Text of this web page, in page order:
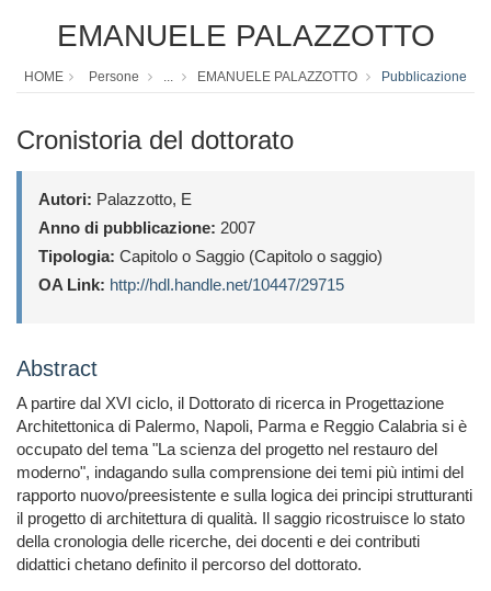
EMANUELE PALAZZOTTO
HOME Persone ... EMANUELE PALAZZOTTO Pubblicazione
Cronistoria del dottorato
Autori: Palazzotto, E
Anno di pubblicazione: 2007
Tipologia: Capitolo o Saggio (Capitolo o saggio)
OA Link: http://hdl.handle.net/10447/29715
Abstract
A partire dal XVI ciclo, il Dottorato di ricerca in Progettazione
Architettonica di Palermo, Napoli, Parma e Reggio Calabria si è
occupato del tema "La scienza del progetto nel restauro del
moderno", indagando sulla comprensione dei temi più intimi del
rapporto nuovo/preesistente e sulla logica dei principi strutturanti
il progetto di architettura di qualità. Il saggio ricostruisce lo stato
della cronologia delle ricerche, dei docenti e dei contributi
didattici chetano definito il percorso del dottorato.